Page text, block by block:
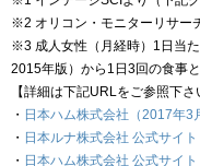
※2 オリコン・モニターリサー
※3 成人女性（月経時）1日当
2015年版）から1日3回の食事
【詳細は下記URLをご参照下さ
・ 日本ハム株式会社（2017年3
・ 日本ルナ株式会社 公式サイト
・ 日本ハム株式会社 公式サイト